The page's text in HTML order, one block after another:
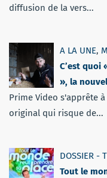
diffusion de la vers...
A LA UNE,
C’est quoi
», la
Prime Video s'apprête
original qui risque de...
DOSSIER -
Tout le